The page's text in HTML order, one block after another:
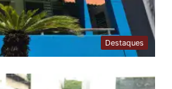
Destaques